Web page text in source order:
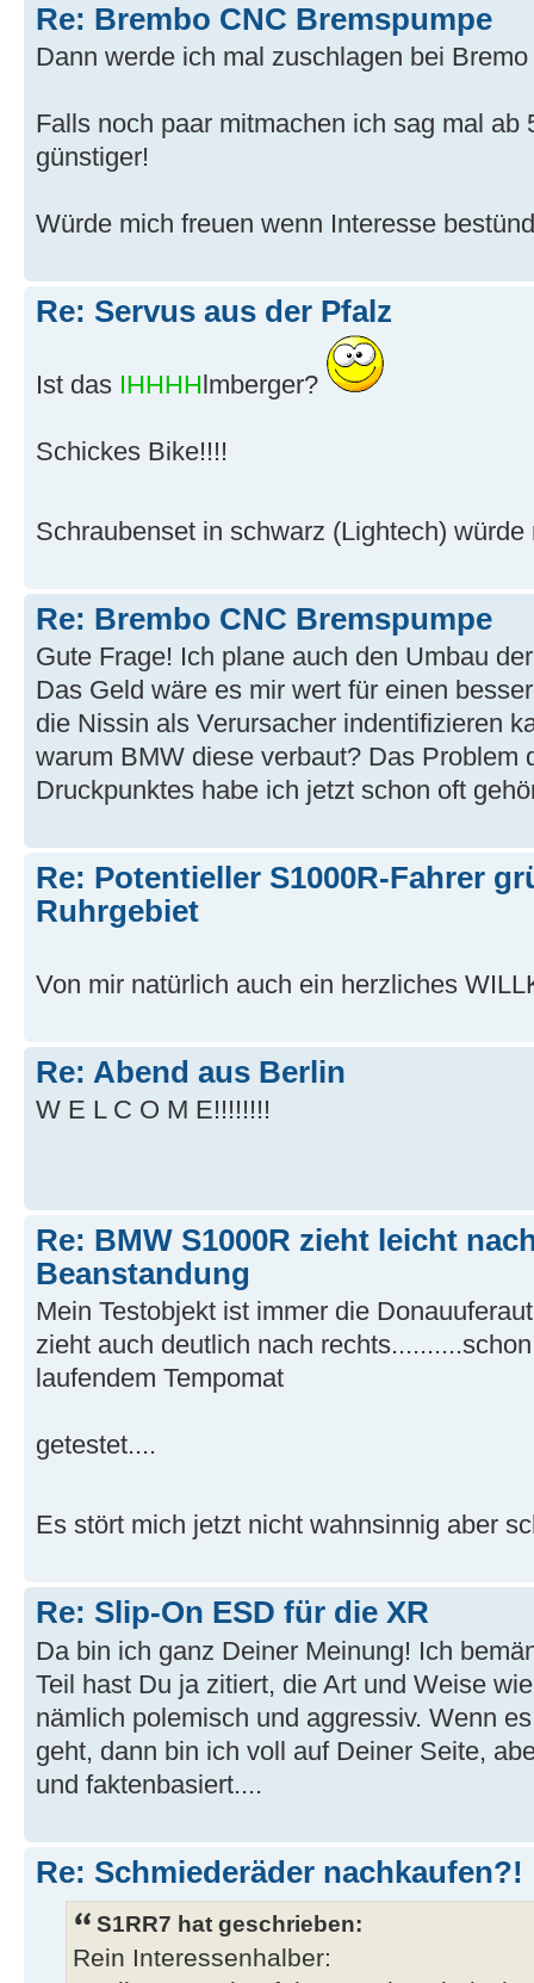
Re: Brembo CNC Bremspumpe
Dann werde ich mal zuschlagen bei Bremo
Falls noch paar mitmachen ich sag mal ab
günstiger!
Würde mich freuen wenn Interesse
Re: Servus aus der Pfalz
Ist das IHHHHlmberger?
Schickes Bike!!!!
Schraubenset in schwarz (Lightech)
Re: Brembo CNC Bremspumpe
Gute Frage! Ich plane auch den Umbau
Das Geld wäre es mir wert für einen
die Nissin als Verursacher indentifizieren
warum BMW diese verbaut? Das Problem
Druckpunktes habe ich jetzt schon oft
Re: Potentieller S1000R-Fahrer
Ruhrgebiet
Von mir natürlich auch ein herzliches
Re: Abend aus Berlin
W E L C O M E!!!!!!!!
Re: BMW S1000R zieht leicht
Beanstandung
Mein Testobjekt ist immer die
zieht auch deutlich nach
laufendem Tempomat
getestet....
Es stört mich jetzt nicht wahnsinnig aber
Re: Slip-On ESD für die XR
Da bin ich ganz Deiner Meinung! Ich
Teil hast Du ja zitiert, die Art und Weise
nämlich polemisch und aggressiv. Wenn
geht, dann bin ich voll auf Deiner Seite,
und faktenbasiert....
Re: Schmiederäder nachkaufen?!
S1RR7 hat geschrieben:
Rein Interessenhalber: